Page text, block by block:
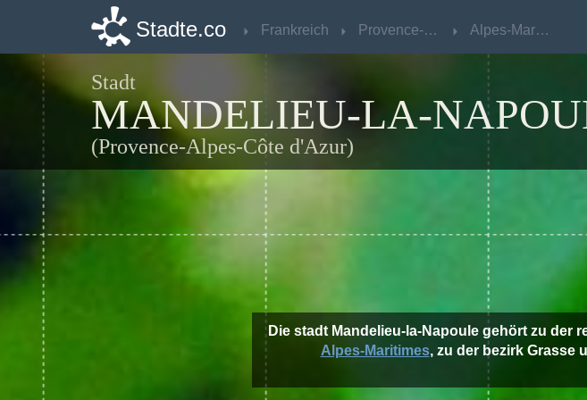
Stadte.co Frankreich Provence-Alpes-Côte d'Azur Alpes-Maritimes
Stadt
MANDELIEU-LA-
(Provence-Alpes-Côte d'Azur)
Die stadt Mandelieu-la-Napoule gehört zu der
Alpes-Maritimes, zu der bezirk Grasse
Stadte.co Frankreich Provence-Alpes-Côte d'Azur Alpes-Maritimes